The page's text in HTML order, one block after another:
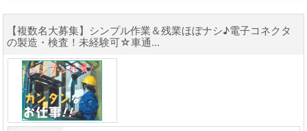
【複数名大募集】シンプル作業＆残業ほぼナシ♪電子コネクタ
の製造・検査！未経験可☆車通...